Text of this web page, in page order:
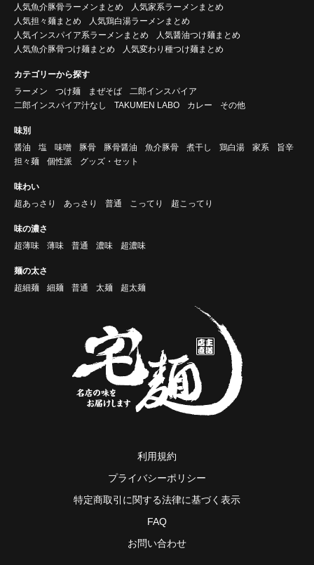
人気魚介豚骨ラーメンまとめ
人気家系ラーメンまとめ
人気担々麺まとめ
人気鶏白湯ラーメンまとめ
人気インスパイア系ラーメンまとめ
人気醤油つけ麺まとめ
人気魚介豚骨つけ麺まとめ
人気変わり種つけ麺まとめ
カテゴリーから探す
ラーメン
つけ麺 まぜそば
二郎インスパイア
二郎インスパイア汁なし
TAKUMEN LABO カレー その他
味別
醤油
塩 味噌 豚骨 豚骨醤油 魚介豚骨 煮干し 鶏白湯 家系
旨辛
担々麺
個性派 グッズ・セット
味わい
超あっさり
あっさり 普通 こってり 超こってり
味の濃さ
超薄味
薄味 普通 濃味 超濃味
麺の太さ
超細麺
細麺 普通 太麺 超太麺
利用規約
プライバシーポリシー
特定商取引に関する法律に基づく表示
FAQ
お問い合わせ